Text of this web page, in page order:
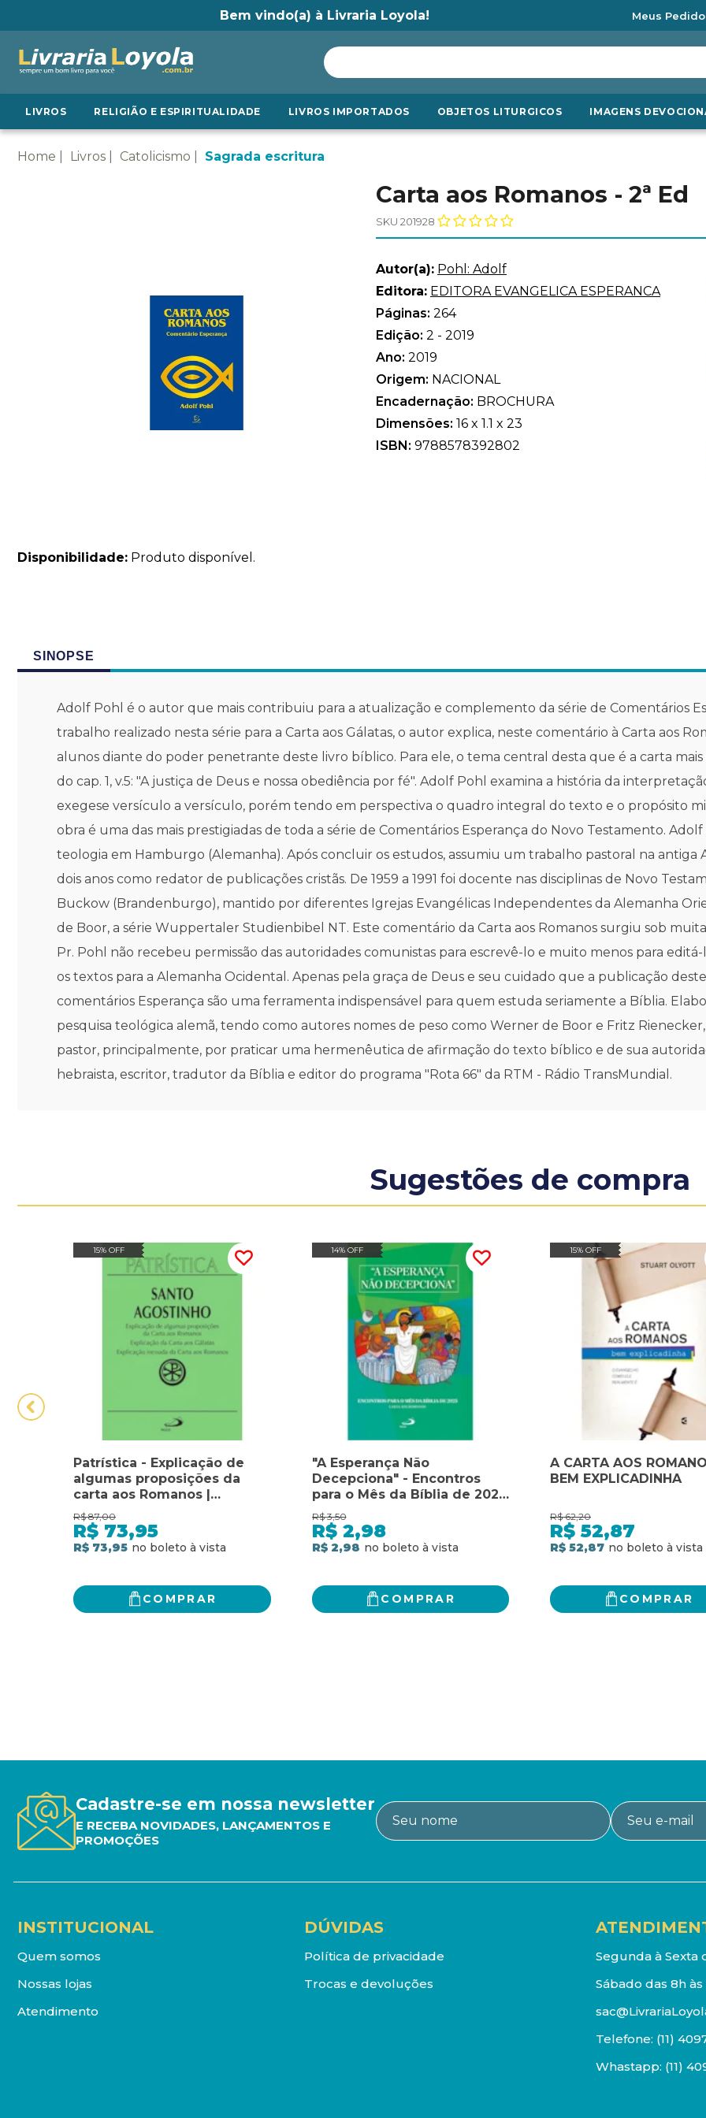
Bem vindo(a) à Livraria Loyola! Meus
LIVROS RELIGIÃO E ESPIRITUALIDADE LIVROS IMPORTADOS OBJETOS LITURGICOS IMAGENS
Home Livros Catolicismo Sagrada escritura
Disponibilidade: Produto disponível.
Carta aos Romanos - 2ª Ed
SKU 201928
Autor(a): Pohl: Adolf
Editora: EDITORA EVANGELICA ESPERANCA
Páginas: 264
Edição: 2 - 2019
Ano: 2019
Origem: NACIONAL
Encadernação: BROCHURA
Dimensões: 16 x 1.1 x 23
ISBN: 9788578392802
SINOPSE
Adolf Pohl é o autor que mais contribuiu para a atualização e complemento da série de Comentários
trabalho realizado nesta série para a Carta aos Gálatas, o autor explica, neste comentário à Carta aos
alunos diante do poder penetrante deste livro bíblico. Para ele, o tema central desta que é a carta
do cap. 1, v.5: "A justiça de Deus e nossa obediência por fé". Adolf Pohl examina a história da
exegese versículo a versículo, porém tendo em perspectiva o quadro integral do texto e o propósito
obra é uma das mais prestigiadas de toda a série de Comentários Esperança do Novo Testamento.
teologia em Hamburgo (Alemanha). Após concluir os estudos, assumiu um trabalho pastoral na
dois anos como redator de publicações cristãs. De 1959 a 1991 foi docente nas disciplinas de Novo
Buckow (Brandenburgo), mantido por diferentes Igrejas Evangélicas Independentes da Alemanha
de Boor, a série Wuppertaler Studienbibel NT. Este comentário da Carta aos Romanos surgiu sob
Pr. Pohl não recebeu permissão das autoridades comunistas para escrevê-lo e muito menos para
os textos para a Alemanha Ocidental. Apenas pela graça de Deus e seu cuidado que a publicação
comentários Esperança são uma ferramenta indispensável para quem estuda seriamente a Bíblia.
pesquisa teológica alemã, tendo como autores nomes de peso como Werner de Boor e Fritz
pastor, principalmente, por praticar uma hermenêutica de afirmação do texto bíblico e de sua
hebraista, escritor, tradutor da Bíblia e editor do programa "Rota 66" da RTM - Rádio TransMundial.
Sugestões de compra
15% OFF
Patrística - Explicação de
algumas proposições da
carta aos Romanos |
Explicação da carta aos
Gálatas | Explicação incoada
da carta aos Romanos - Vol.
25
R$ 87,00
R$ 73,95
R$ 73,95
COMPRAR
14% OFF
"A Esperança Não
Decepciona" - Encontros
para o Mês da Bíblia de 2025:
Carta aos Romanos
R$ 3,50
R$ 2,98
R$ 2,98
COMPRAR
15% OFF
A CARTA AOS
BEM EXPLICADINHA
R$ 62,20
R$ 52,87
R$ 52,87
COMPRAR
Cadastre-se em nossa newsletter
E RECEBA NOVIDADES, LANÇAMENTOS E
PROMOÇÕES
INSTITUCIONAL
Quem somos
Nossas lojas
Atendimento
DÚVIDAS
Política de privacidade
Trocas e devoluções
Segunda à Sexta
Sábado das 8h às
Telefone: (11)
Whastapp: (11)